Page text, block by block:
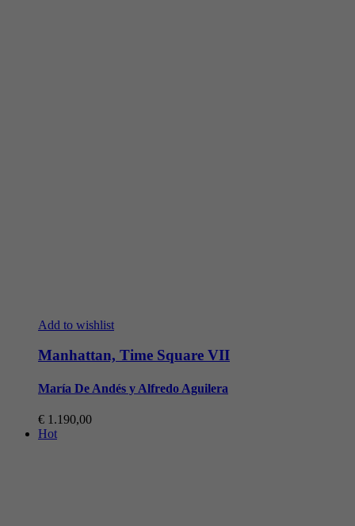
Add to wishlist
Manhattan, Time Square VII
María De Andés y Alfredo Aguilera
€ 1.190,00
Hot